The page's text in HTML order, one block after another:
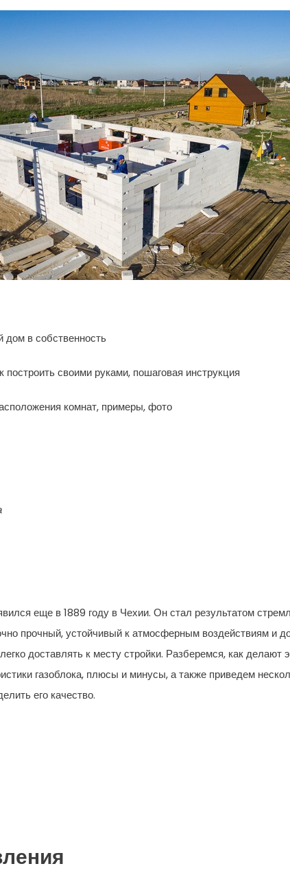
дом в собственность
построить своими руками, пошаговая инструкция
комнат, примеры, фото
еще в 1889 году в Чехии. Он стал результатом
прочный, устойчивый к атмосферным воздействиям и
доставлять к месту стройки. Разберемся, как делают
газоблока, плюсы и минусы, а также приведем
его качество.